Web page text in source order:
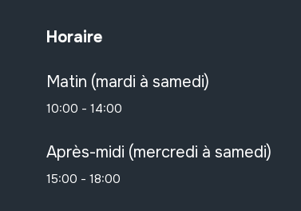
Horaire
Matin (mardi à samedi)
10:00 - 14:00
Après-midi (mercredi à samedi)
15:00 - 18:00